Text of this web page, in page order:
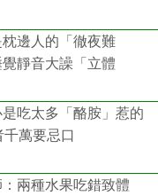
邊人的「徹夜難
靜音大譟「立體
吃太多「酪胺」惹的
萬要忌口
兩種水果吃錯致體